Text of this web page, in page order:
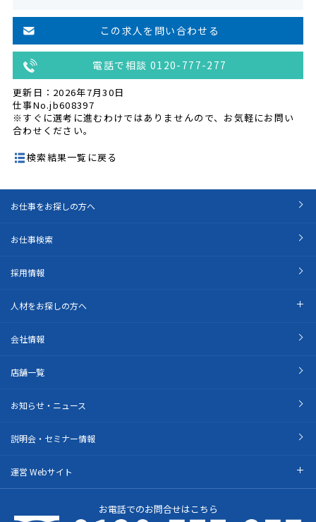
この求人を問い合わせる
電話で相談 0120-777-277
更新日：2026年7月30日
仕事No.jb608397
※すぐに選考に進むわけではありませんので、お気軽にお問い
合わせください。
検索結果一覧に戻る
お仕事をお探しの方へ
お仕事検索
採用情報
人材をお探しの方へ
会社情報
店舗一覧
お知らせ・ニュース
説明会・セミナー情報
運営 Webサイト
お電話でのお問合せはこちら